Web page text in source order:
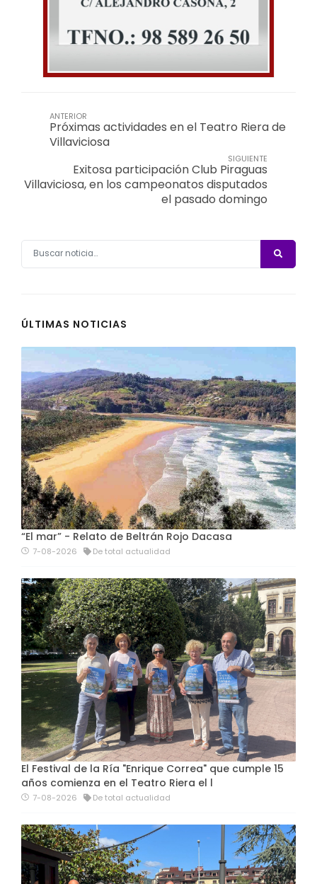
ANTERIOR
Próximas actividades en el Teatro Riera de
Villaviciosa
SIGUIENTE
Exitosa participación Club Piraguas
Villaviciosa, en los campeonatos disputados
el pasado domingo
ÚLTIMAS NOTICIAS
“El mar” - Relato de Beltrán Rojo Dacasa
7-08-2026 De total actualidad
El Festival de la Ría "Enrique Correa" que cumple 15
años comienza en el Teatro Riera el l
7-08-2026 De total actualidad